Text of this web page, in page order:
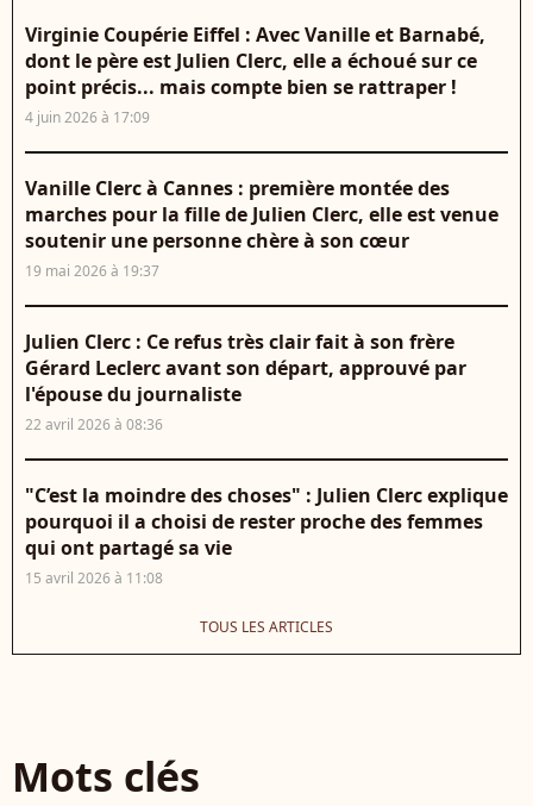
Virginie Coupérie Eiffel : Avec Vanille et Barnabé,
dont le père est Julien Clerc, elle a échoué sur ce
point précis... mais compte bien se rattraper !
4 juin 2026 à 17:09
Vanille Clerc à Cannes : première montée des
marches pour la fille de Julien Clerc, elle est venue
soutenir une personne chère à son cœur
19 mai 2026 à 19:37
Julien Clerc : Ce refus très clair fait à son frère
Gérard Leclerc avant son départ, approuvé par
l'épouse du journaliste
22 avril 2026 à 08:36
"C’est la moindre des choses" : Julien Clerc explique
pourquoi il a choisi de rester proche des femmes
qui ont partagé sa vie
15 avril 2026 à 11:08
TOUS LES ARTICLES
Mots clés